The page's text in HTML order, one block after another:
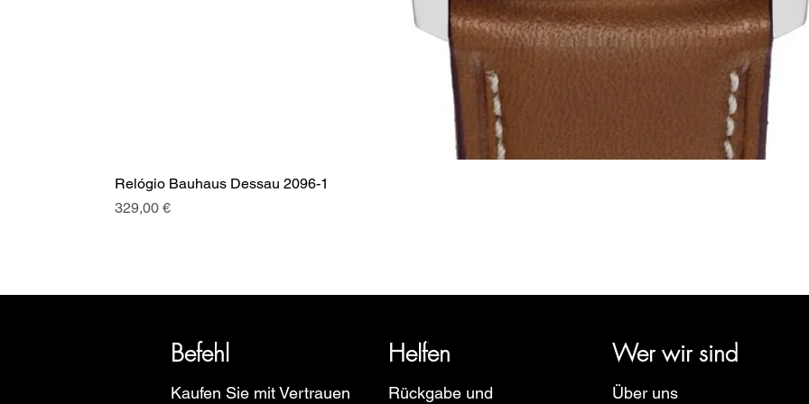
Relógio Bauhaus Dessau 2096-1
Preis
329,00 €
Befehl Helfen Wer wir sind
Europe, Ruhla, Martin Braun, Swiss Military, Sturmanskie und
Kaufen Sie mit Vertrauen Rückgabe und Über uns